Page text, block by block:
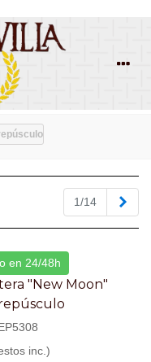
1/14
en 24/48h
"New Moon"
inc.)